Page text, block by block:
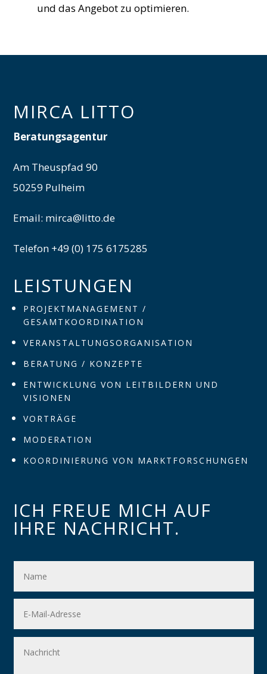
und das Ange­bot zu opti­mie­ren.
MIRCA LITTO
Beratungsagentur
Am Theuspfad 90
50259 Pulheim
Email: mirca@litto.de
Telefon +49 (0) 175 6175285
LEISTUNGEN
PROJEKTMANAGEMENT /
GESAMTKOORDINATION
VERANSTALTUNGSORGANISATION
BERATUNG / KONZEPTE
ENTWICKLUNG VON LEITBILDERN UND
VISIONEN
VORTRÄGE
MODERATION
KOORDINIERUNG VON MARKTFORSCHUNGEN
ICH FREUE MICH AUF
IHRE NACHRICHT.